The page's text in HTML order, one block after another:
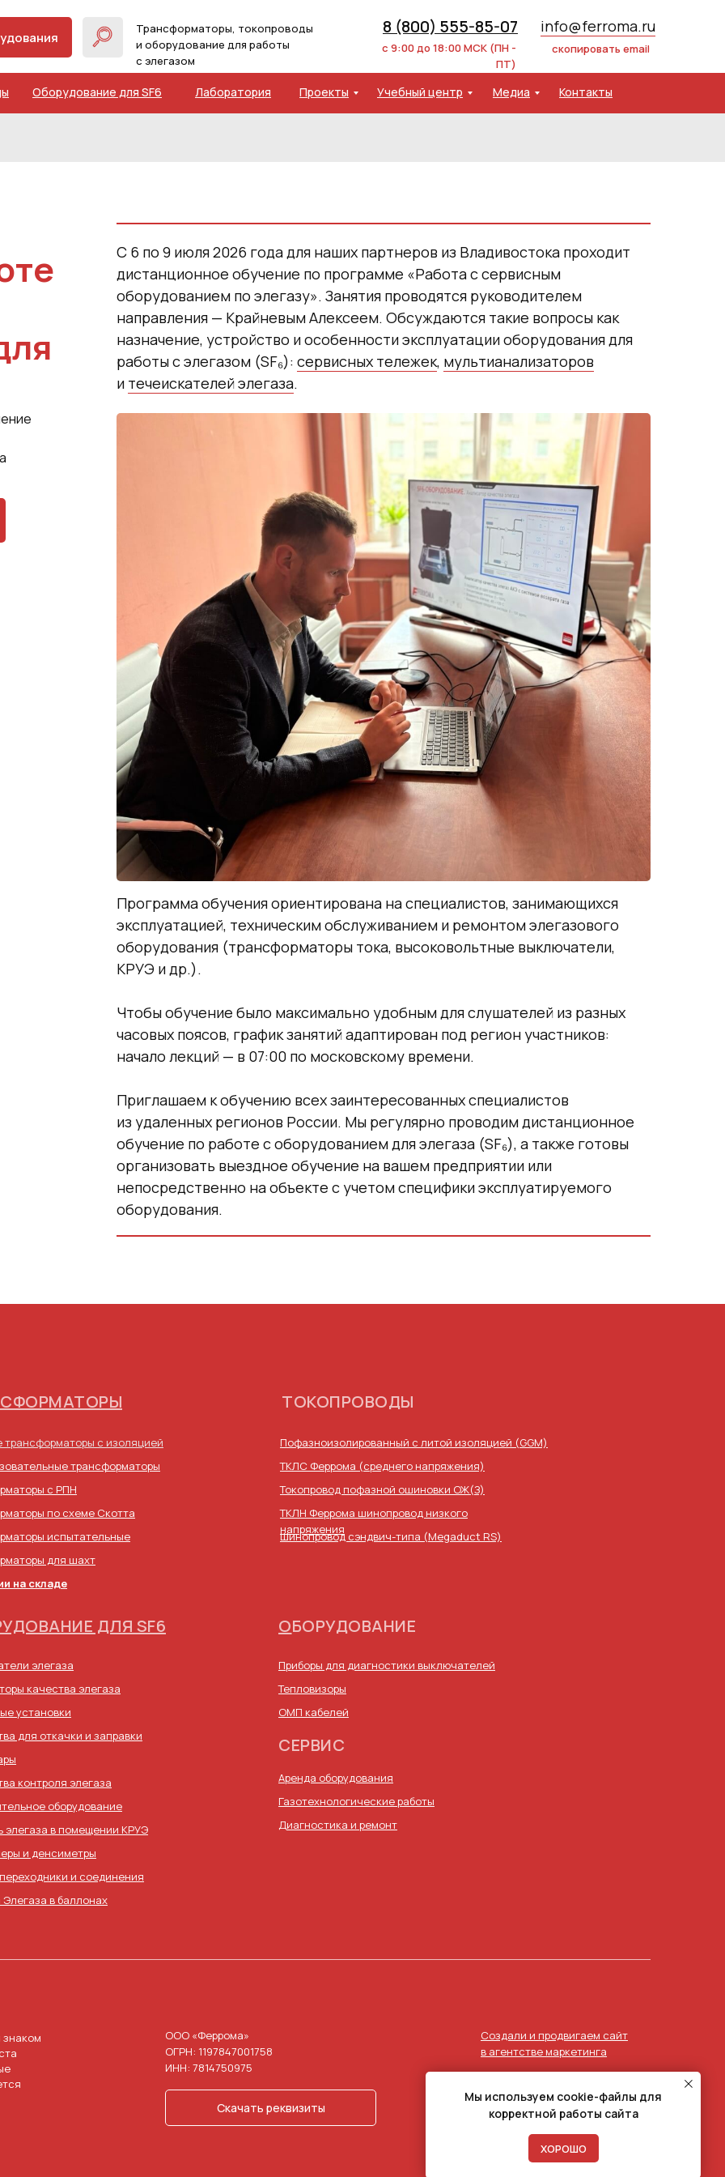
Трансформаторы, токопроводы
и оборудование для работы
с элегазом
Лаборатория Проекты Учебный центр
Оборудование для SF6 Медиа Контакты
8 (800) 555-85-07 info@ferroma.ru
скопировать email
с 9:00 до 18:00 МСК (ПН -
ПТ)
Мы используем cookie-файлы для
корректной работы сайта
ХОРОШО
С 6 по 9 июля 2026 года для наших партнеров из Владивостока проходит
дистанционное обучение по программе «Работа с сервисным
оборудованием по элегазу». Занятия проводятся руководителем
направления — Крайневым Алексеем. Обсуждаются такие вопросы как
назначение, устройство и особенности эксплуатации оборудования для
работы с элегазом (SF₆): сервисных тележек, мультианализаторов
и течеискателей элегаза.
Программа обучения ориентирована на специалистов, занимающихся
эксплуатацией, техническим обслуживанием и ремонтом элегазового
оборудования (трансформаторы тока, высоковольтные выключатели,
КРУЭ и др.).
Чтобы обучение было максимально удобным для слушателей из разных
часовых поясов, график занятий адаптирован под регион участников:
начало лекций — в 07:00 по московскому времени.
Приглашаем к обучению всех заинтересованных специалистов
из удаленных регионов России. Мы регулярно проводим дистанционное
обучение по работе с оборудованием для элегаза (SF₆), а также готовы
организовать выездное обучение на вашем предприятии или
непосредственно на объекте с учетом специфики эксплуатируемого
оборудования.
ООО «Феррома»
ОГРН: 1197847001758
ИНН: 7814750975
знаком
трансформаторы с изоляцией
трансформаторы
с РПН
по схеме Скотта
испытательные
для шахт
на складе
ТКЛС Феррома (среднего напряжения)
Пофазноизолированный с литой изоляцией (GGM)
ТОКОПРОВОДЫ
СЕРВИС
Аренда оборудования
Газотехнологические работы
Диагностика и ремонт
ОБОРУДОВАНИЕ
Приборы для диагностики выключателей
Тепловизоры
ОМП кабелей
Шинопровод сэндвич-типа (Megaduct RS)
ТКЛН Феррома шинопровод низкого
напряжения
Токопровод пофазной ошиновки ОЖ(З)
для откачки и заправки
установки
качества элегаза
элегаза
ДЛЯ SF6
контроля элегаза
элегаза в помещении КРУЭ
и денсиметры
и соединения
в баллонах
оборудование
Скачать реквизиты
Создали и продвигаем сайт
в агентстве маркетинга